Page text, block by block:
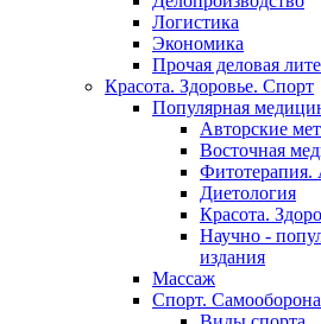
Логистика
Экономика
Прочая деловая
Красота. Здоровье. Спорт
Популярная
Авторские
Восточная
Фитотерапия.
Диетология
Красота.
Научно -
издания
Массаж
Спорт. Самооборона